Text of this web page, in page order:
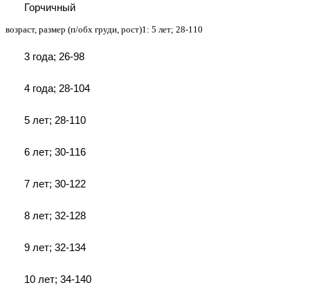
Горчичный
возраст, размер (п/обх груди, рост)1: 5 лет; 28-110
3 года; 26-98
4 года; 28-104
5 лет; 28-110
6 лет; 30-116
7 лет; 30-122
8 лет; 32-128
9 лет; 32-134
10 лет; 34-140